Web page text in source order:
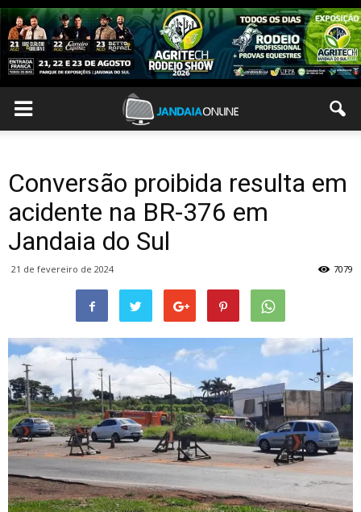
Conversão proibida resulta em
acidente na BR-376 em
Jandaia do Sul
21 de fevereiro de 2024 7079